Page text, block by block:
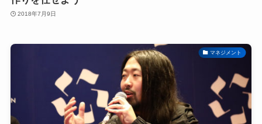
2018年7月9日
マネジメント